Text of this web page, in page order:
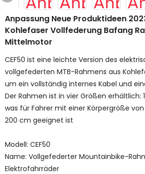
Anpassung Neue Produktideen
Kohlefaser Vollfederung Bafang
Mittelmotor
CEF50 ist eine leichte Version des
vollgefederten MTB-Rahmens aus
um ein vollständig internes Kabel und
Der Rahmen ist in vier Größen erhältlich:
was für Fahrer mit einer Körpergröße
200 cm geeignet ist
Modell: CEF50
Name: Vollgefederter Mountainbike-
Elektrofahrräder